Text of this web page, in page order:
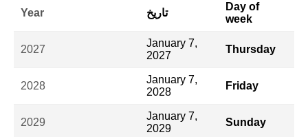
Year تاريخ
Day of
week
2027
January 7,
2027
Thursday
2028
January 7,
2028
Friday
2029
January 7,
2029
Sunday